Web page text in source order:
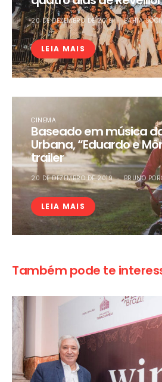
20 DE DEZEMBRO DE 2019 BAHIA
LEIA MAIS
CINEMA
Baseado em música
Urbana, “Eduardo e
trailer
20 DE DEZEMBRO DE 2019 BRUNO
LEIA MAIS
Também pode te